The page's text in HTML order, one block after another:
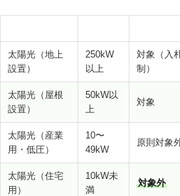
太陽光（地上
設置）
250kW
以上
対象（入
制）
太陽光（屋根
設置）
50kW以
上
対象
太陽光（産業
用・低圧）
10〜
49kW
原則対象
太陽光（住宅
用）
10kW未
満
対象外